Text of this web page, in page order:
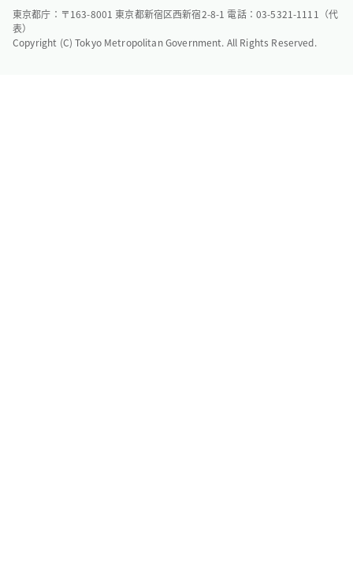
東京都庁：〒163-8001 東京都新宿区西新宿2-8-1 電話：03-5321-1111（代
表）
Copyright (C) Tokyo Metropolitan Government. All Rights Reserved.